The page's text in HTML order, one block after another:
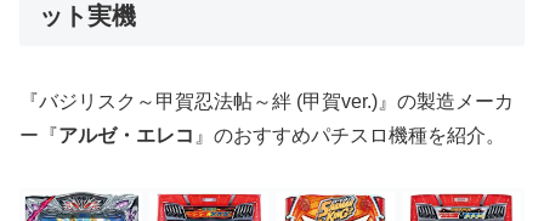
値下げ台 ディスクアップ
ット実機
『バジリスク～甲賀忍法帖～絆 (甲賀ver.)』の製造メーカ
ー『アルゼ・エレコ 』のおすすめパチスロ機種を紹介。